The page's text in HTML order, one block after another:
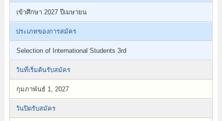
เข้าศึกษา 2027 ปีเมษายน
ประเภทของการสมัคร
Selection of International Students 3rd
วันที่เริ่มต้นรับสมัคร
กุมภาพันธ์ 1, 2027
วันปิดรับสมัคร